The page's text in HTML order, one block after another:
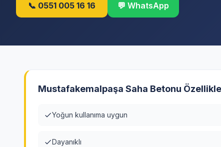
📞 0551 005 16 16 💬 WhatsApp
Mustafakemalpaşa Saha Betonu
Yoğun kullanıma uygun
Dayanıklı